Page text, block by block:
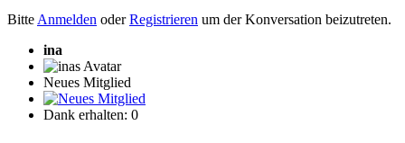
Bitte Anmelden oderRegistrieren um der Konversation beizutreten.
ina
Neues Mitglied
Dank erhalten: 0